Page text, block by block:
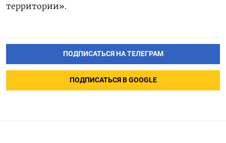
территории».
ПОДПИСАТЬСЯ НА ТЕЛЕГРАМ
ПОДПИСАТЬСЯ В GOOGLE